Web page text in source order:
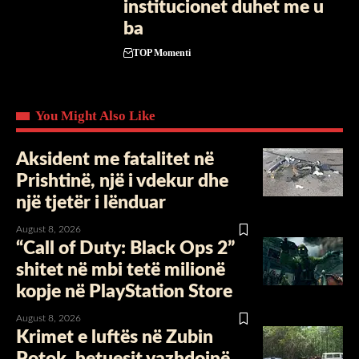
institucionet duhet me u
ba
TOP Momenti
You Might Also Like
Aksident me fatalitet në
Prishtinë, një i vdekur dhe
një tjetër i lënduar
August 8, 2026
“Call of Duty: Black Ops 2”
shitet në mbi tetë milionë
kopje në PlayStation Store
August 8, 2026
Krimet e luftës në Zubin